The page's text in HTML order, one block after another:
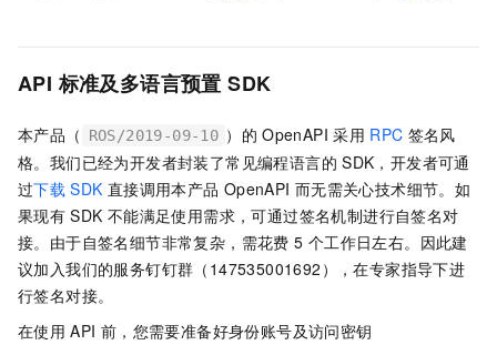
API 标准及多语言预置 SDK
本产品（ ROS/2019-09-10 ）的 OpenAPI 采用 RPC 签名风
格。我们已经为开发者封装了常见编程语言的 SDK，开发者可通
过下载 SDK 直接调用本产品 OpenAPI 而无需关心技术细节。如
果现有 SDK 不能满足使用需求，可通过签名机制进行自签名对
接。由于自签名细节非常复杂，需花费 5 个工作日左右。因此建
议加入我们的服务钉钉群（147535001692），在专家指导下进
行签名对接。
在使用 API 前，您需要准备好身份账号及访问密钥